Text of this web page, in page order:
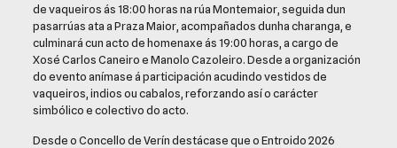
de vaqueiros ás 18:00 horas na rúa Montemaior, seguida dun
pasarrúas ata a Praza Maior, acompañados dunha charanga, e
culminará cun acto de homenaxe ás 19:00 horas, a cargo de
Xosé Carlos Caneiro e Manolo Cazoleiro. Desde a organización
do evento anímase á participación acudindo vestidos de
vaqueiros, indios ou cabalos, reforzando así o carácter
simbólico e colectivo do acto.
Desde o Concello de Verín destácase que o Entroido 2026